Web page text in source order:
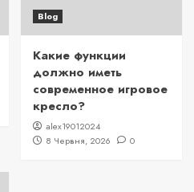
Blog
Какие функции
должно иметь
современное игровое
кресло?
alex19012024
8 Червня, 2026
0